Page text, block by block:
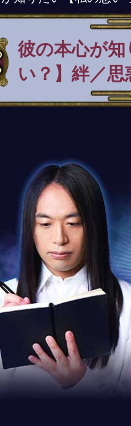
彼の本心が
い？】絆／思